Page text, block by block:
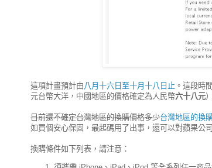
這項計畫預計由 八月十六日至十月十八日止 。這段時
元台幣大洋，中國地區的價格確定為人民幣六十八元
目前還不確定台灣地區的換購價格多少台灣地區的換
如買個安心保固，最起碼用了出事，還可以對蘋果公
換購條件如下列表，請注意：